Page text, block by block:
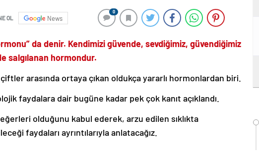
OL News
0
da denir. Kendimizi güvende, sevdiğimiz, güvendiğimiz
salgılanan hormondur.
çiftler arasında ortaya çıkan oldukça yararlı hormonlardan biri.
faydalara dair bugüne kadar pek çok kanıt açıklandı.
olduğunu kabul ederek, arzu edilen sıklıkta
faydaları ayrıntılarıyla anlatacağız.